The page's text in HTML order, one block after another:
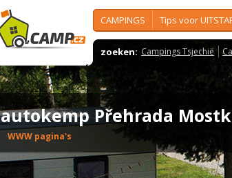
CAMPINGS Tips voor
zoeken: Campings Tsjechië
autokemp Přehrada
WWW pagina's